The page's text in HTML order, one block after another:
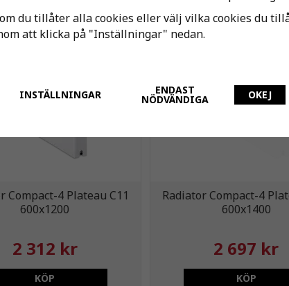
KÖP KÖP
Compact-4 Plateau C11
600x1200
2 312 kr
KÖP
Radiator Compact-4
600x1400
2 697 kr
KÖP
du tillåter alla cookies eller välj vilka cookies du
att klicka på "Inställningar" nedan.
INSTÄLLNINGAR ENDAST
NÖDVÄNDIGA OKEJ